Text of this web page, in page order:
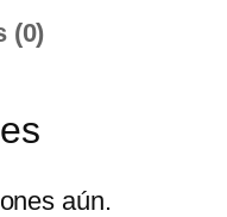
(0)
aún.